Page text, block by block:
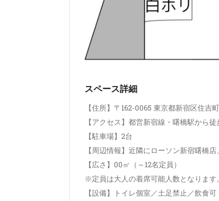
スペース詳細
【住所】〒162-0065 東京都新宿区住吉
【アクセス】都営新宿線・曙橋駅から徒
【駐車場】2台
【周辺情報】近隣にローソン新宿曙橋店、
【広さ】00㎡（～12名定員）
※定員は大人の着席可能人数となります
【設備】トイレ個室／土足禁止／飲食可